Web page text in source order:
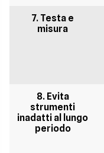
7. Testa e
misura
8. Evita
strumenti
inadatti al lungo
periodo